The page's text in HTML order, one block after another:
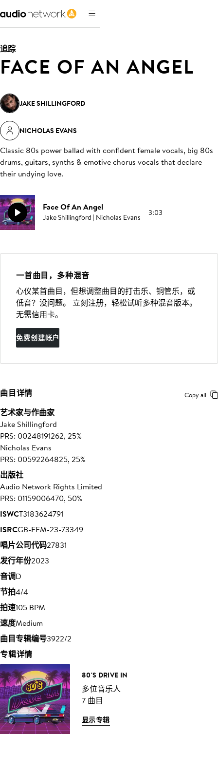
追踪
FACE OF AN ANGEL
JAKE SHILLINGFORD
NICHOLAS EVANS
Classic 80s power ballad with confident female vocals, big 80s
drums, guitars, synths & emotive chorus vocals that declare
their undying love.
Face Of An Angel
Jake Shillingford | Nicholas Evans 3:03
一首曲目，多种混音
心仪某首曲目，但想调整曲目的打击乐、铜管乐，或
低音？没问题。 立刻注册，轻松试听多种混音版本。
无需信用卡。
免费创建帐户
曲目详情 Copy all
艺术家与作曲家
Jake Shillingford
PRS: 00248191262, 25%
Nicholas Evans
PRS: 00592264825, 25%
出版社
Audio Network Rights Limited
PRS: 01159006470, 50%
ISWCT3183624791
ISRCGB-FFM-23-73349
唱片公司代码27831
发行年份2023
音调D
节拍4/4
拍速105 BPM
速度Medium
曲目专辑编号3922/2
专辑详情
80'S DRIVE IN
多位音乐人
7 曲目
显示专辑